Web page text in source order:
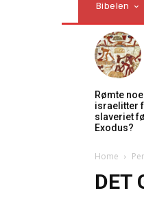
Bibelen
Rømte
israelitter
slaveriet
Exodus?
Home
DET